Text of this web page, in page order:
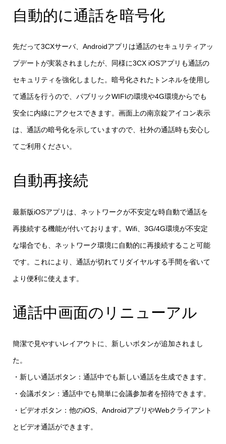
自動的に通話を暗号化
先だって3CXサーバ、Androidアプリは通話のセキュリティアッ
プデートが実装されましたが、同様に3CX iOSアプリも通話の
セキュリティを強化しました。暗号化されたトンネルを使用し
て通話を行うので、パブリックWIFIの環境や4G環境からでも
安全に内線にアクセスできます。画面上の南京錠アイコン表示
は、通話の暗号化を示していますので、社外の通話時も安心し
てご利用ください。
自動再接続
最新版iOSアプリは、ネットワークが不安定な時自動で通話を
再接続する機能が付いております。Wifi、3G/4G環境が不安定
な場合でも、ネットワーク環境に自動的に再接続すること可能
です。これにより、通話が切れてリダイヤルする手間を省いて
より便利に使えます。
通話中画面のリニューアル
簡潔で見やすいレイアウトに、新しいボタンが追加されまし
た。
・新しい通話ボタン：通話中でも新しい通話を生成できます。
・会議ボタン：通話中でも簡単に会議参加者を招待できます。
・ビデオボタン：他のiOS、AndroidアプリやWebクライアント
とビデオ通話ができます。